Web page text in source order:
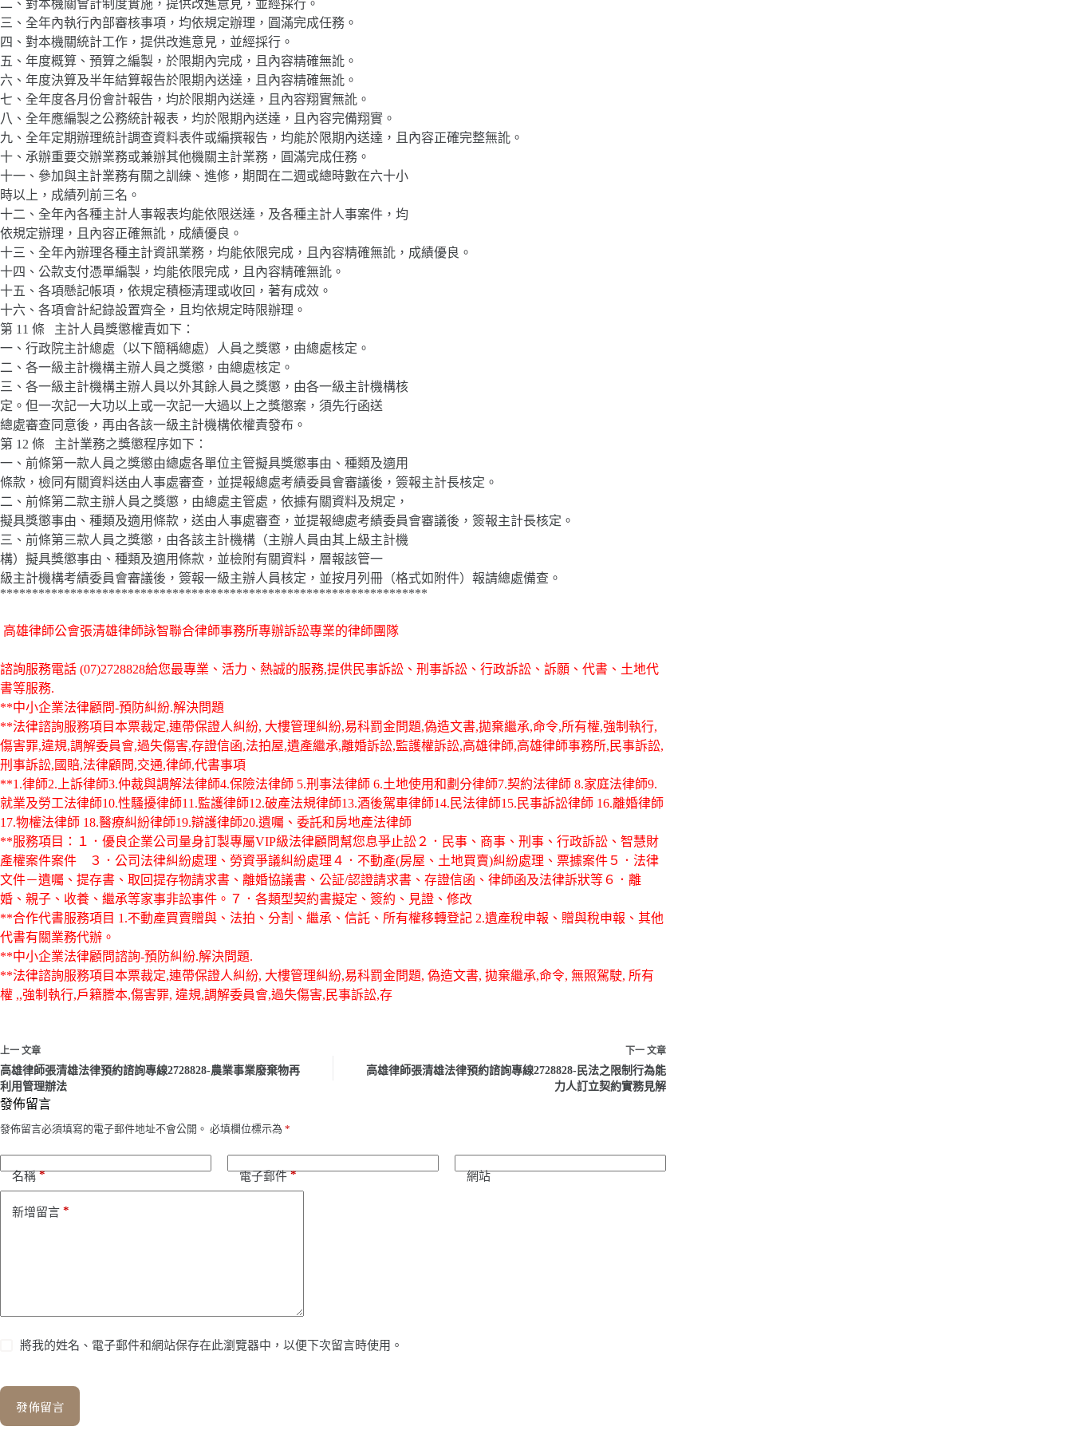
二、對本機關會計制度實施，提供改進意見，並經採行。
三、全年內執行內部審核事項，均依規定辦理，圓滿完成任務。
四、對本機關統計工作，提供改進意見，並經採行。
五、年度概算、預算之編製，於限期內完成，且內容精確無訛。
六、年度決算及半年結算報告於限期內送達，且內容精確無訛。
七、全年度各月份會計報告，均於限期內送達，且內容翔實無訛。
八、全年應編製之公務統計報表，均於限期內送達，且內容完備翔實。
九、全年定期辦理統計調查資料表件或編撰報告，均能於限期內送達，且內容正確完整無訛。
十、承辦重要交辦業務或兼辦其他機關主計業務，圓滿完成任務。
十一、參加與主計業務有關之訓練、進修，期間在二週或總時數在六十小
時以上，成績列前三名。
十二、全年內各種主計人事報表均能依限送達，及各種主計人事案件，均
依規定辦理，且內容正確無訛，成績優良。
十三、全年內辦理各種主計資訊業務，均能依限完成，且內容精確無訛，成績優良。
十四、公款支付憑單編製，均能依限完成，且內容精確無訛。
十五、各項懸記帳項，依規定積極清理或收回，著有成效。
十六、各項會計紀錄設置齊全，且均依規定時限辦理。
第 11 條 主計人員獎懲權責如下：
一、行政院主計總處（以下簡稱總處）人員之獎懲，由總處核定。
二、各一級主計機構主辦人員之獎懲，由總處核定。
三、各一級主計機構主辦人員以外其餘人員之獎懲，由各一級主計機構核
定。但一次記一大功以上或一次記一大過以上之獎懲案，須先行函送
總處審查同意後，再由各該一級主計機構依權責發布。
第 12 條 主計業務之獎懲程序如下：
一、前條第一款人員之獎懲由總處各單位主管擬具獎懲事由、種類及適用
條款，檢同有關資料送由人事處審查，並提報總處考績委員會審議後，簽報主計長核定。
二、前條第二款主辦人員之獎懲，由總處主管處，依據有關資料及規定，
擬具獎懲事由、種類及適用條款，送由人事處審查，並提報總處考績委員會審議後，簽報主計長核定。
三、前條第三款人員之獎懲，由各該主計機構（主辦人員由其上級主計機
構）擬具獎懲事由、種類及適用條款，並檢附有關資料，層報該管一
級主計機構考績委員會審議後，簽報一級主辦人員核定，並按月列冊（格式如附件）報請總處備查。
*******************************************************************
高雄律師公會張清雄律師詠智聯合律師事務所專辦訴訟專業的律師團隊
諮詢服務電話 (07)2728828給您最專業、活力、熱誠的服務,提供民事訴訟、刑事訴訟、行政訴訟、訴願、代書、土地代
書等服務.
**中小企業法律顧問-預防糾紛.解決問題
**法律諮詢服務項目本票裁定,連帶保證人糾紛, 大樓管理糾紛,易科罰金問題,偽造文書,拋棄繼承,命令,所有權,強制執行,
傷害罪,違規,調解委員會,過失傷害,存證信函,法拍屋,遺產繼承,離婚訴訟,監護權訴訟,高雄律師,高雄律師事務所,民事訴訟,
刑事訴訟,國賠,法律顧問,交通,律師,代書事項
**1.律師2.上訴律師3.仲裁與調解法律師4.保險法律師 5.刑事法律師 6.土地使用和劃分律師7.契約法律師 8.家庭法律師9.
就業及勞工法律師10.性騷擾律師11.監護律師12.破產法規律師13.酒後駕車律師14.民法律師15.民事訴訟律師 16.離婚律師
17.物權法律師 18.醫療糾紛律師19.辯護律師20.遺囑、委託和房地產法律師
**服務項目：１．優良企業公司量身訂製專屬VIP級法律顧問幫您息爭止訟２．民事、商事、刑事、行政訴訟、智慧財
產權案件案件 ３．公司法律糾紛處理、勞資爭議糾紛處理４．不動產(房屋、土地買賣)糾紛處理、票據案件５．法律
文件－遺囑、提存書、取回提存物請求書、離婚協議書、公証/認證請求書、存證信函、律師函及法律訴狀等６．離
婚、親子、收養、繼承等家事非訟事件。７．各類型契約書擬定、簽約、見證、修改
**合作代書服務項目 1.不動產買賣贈與、法拍、分割、繼承、信託、所有權移轉登記 2.遺產稅申報、贈與稅申報、其他
代書有關業務代辦。
**中小企業法律顧問諮詢-預防糾紛.解決問題.
**法律諮詢服務項目本票裁定,連帶保證人糾紛, 大樓管理糾紛,易科罰金問題, 偽造文書, 拋棄繼承,命令, 無照駕駛, 所有
權 ,,強制執行,戶籍謄本,傷害罪, 違規,調解委員會,過失傷害,民事訴訟,存
上一 文章
高雄律師張清雄法律預約諮詢專線2728828-農業事業廢棄物再
利用管理辦法
下一 文章
高雄律師張清雄法律預約諮詢專線2728828-民法之限制行為能
力人訂立契約實務見解
發佈留言
發佈留言必須填寫的電子郵件地址不會公開。 必填欄位標示為 *
名稱* 電子郵件* 網站
新增留言 *
將我的姓名、電子郵件和網站保存在此瀏覽器中，以便下次留言時使用。
發佈留言